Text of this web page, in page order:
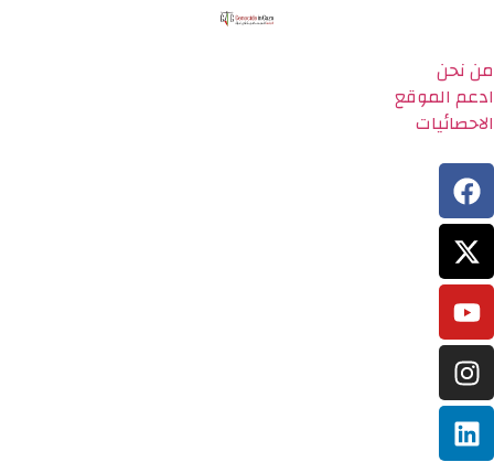
من نحن
ادعم الموقع
الاحصائيات